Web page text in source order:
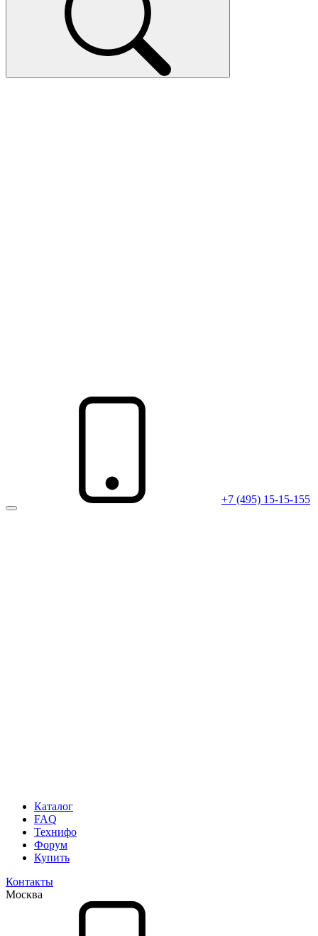
+7 (495) 15-15-155
Каталог
FAQ
Технифо
Форум
Купить
Контакты
Москва